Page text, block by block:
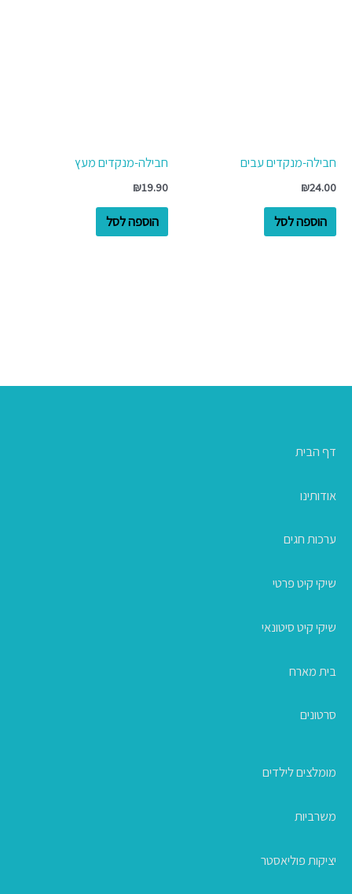
חבילה-מנקדים עבים
₪24.00
הוספה לסל
חבילה-מנקדים מעץ
₪19.90
הוספה לסל
דף הבית
אודותינו
ערכות חגים
שיקי קיט פרטי
שיקי קיט סיטונאי
בית מארח
סרטונים
מומלצים לילדים
משרביות
יציקות פוליאסטר